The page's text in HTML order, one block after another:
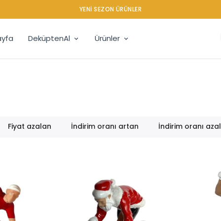
YENI SEZON ÜRÜNLER
DeküptenAl Ürünler
Fiyat azalan İndirim oranı artan İndirim oranı